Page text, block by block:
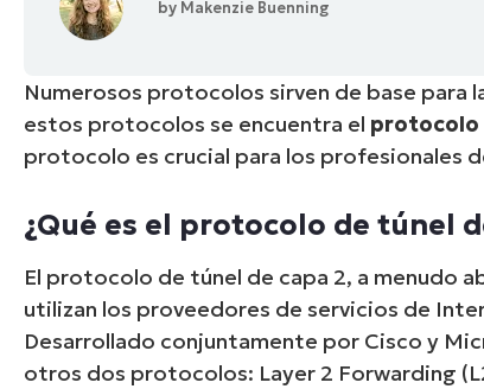
by Makenzie Buenning
Numerosos protocolos sirven de base para
estos protocolos se encuentra el protocolo
protocolo es crucial para los profesionales
¿Qué es el protocolo de túnel
El protocolo de túnel de capa 2, a menudo
utilizan los proveedores de servicios de
Desarrollado conjuntamente por Cisco y
otros dos protocolos: Layer 2 Forwarding